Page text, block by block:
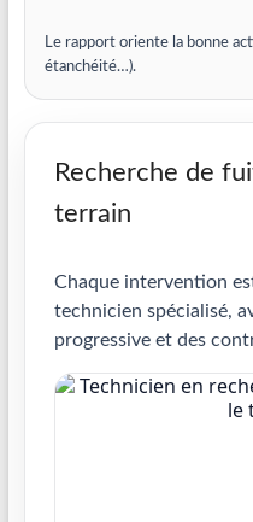
Le rapport oriente la bonne
étanchéité…).
Recherche de
terrain
Chaque intervention
technicien spécialisé,
progressive et des